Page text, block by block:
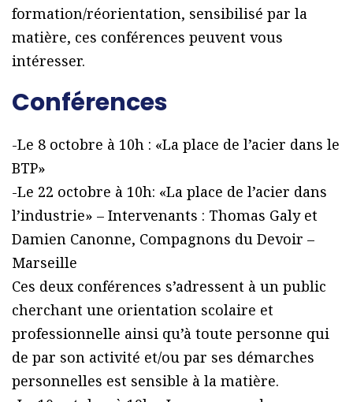
formation/réorientation, sensibilisé par la
matière, ces conférences peuvent vous
intéresser.
Conférences
-Le 8 octobre à 10h : «La place de l’acier dans le
BTP»
-Le 22 octobre à 10h: «La place de l’acier dans
l’industrie» – Intervenants : Thomas Galy et
Damien Canonne, Compagnons du Devoir –
Marseille
Ces deux conférences s’adressent à un public
cherchant une orientation scolaire et
professionnelle ainsi qu’à toute personne qui
de par son activité et/ou par ses démarches
personnelles est sensible à la matière.